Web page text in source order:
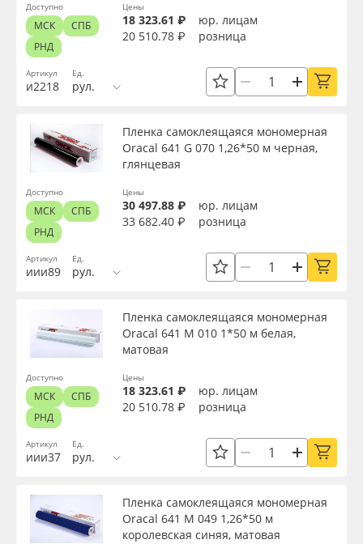
Артикул
и2218
Ед.
рул.
Цены
18 323.61 ₽
юр. лицам
20 510.78 ₽
розница
Доступно
МСК
СПБ
РНД
Артикул
иии89
Пленка самоклеящаяся мономерная
Oracal 641 G 070 1,26*50 м черная,
глянцевая
Ед.
рул.
Цены
30 497.88 ₽
юр. лицам
33 682.40 ₽
розница
Доступно
МСК
СПБ
РНД
Артикул
иии37
Пленка самоклеящаяся мономерная
Oracal 641 M 010 1*50 м белая,
матовая
Ед.
рул.
Цены
18 323.61 ₽
юр. лицам
20 510.78 ₽
розница
Доступно
МСК
СПБ
РНД
Пленка самоклеящаяся мономерная
Oracal 641 M 049 1,26*50 м
королевская синяя, матовая